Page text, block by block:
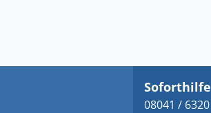
Soforthilfe
08041 / 6320